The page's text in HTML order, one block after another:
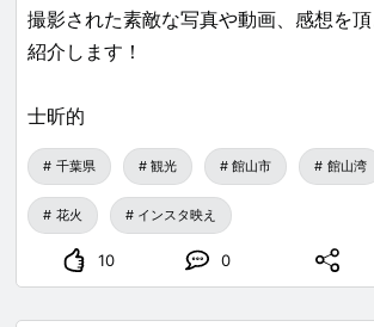
The Tateyama Fireworks Festival is
I was amazed that Japanese
celebrations in Taiwan—like New
only last about five minutes. This
shocked me. What makes the
special is that they explode over the
vast display that bursts in all
making it hard to know where to look.
撮影された素敵な写真や動画、感想を
紹介します！
士昕的
✨ Pure joy beneath the summer night
The Tateyama Fireworks Festival in
absolutely magical — even more
year!
千葉県 観光 館山市 館山湾
花火 インスタ映え
10 0